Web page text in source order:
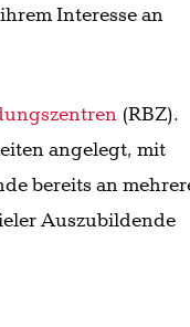
Interesse an
(RBZ).
angelegt, mit
bereits an
Auszubildende